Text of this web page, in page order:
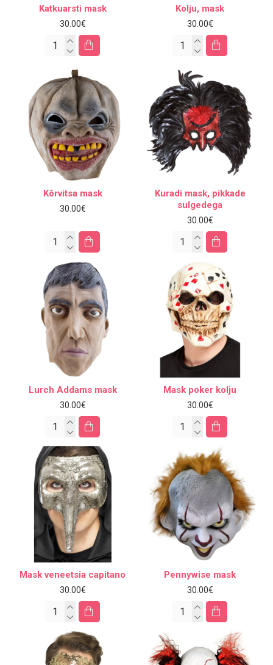
Katkuarsti mask
30.00€
Kolju, mask
30.00€
Kõrvitsa mask
30.00€
Kuradi mask, pikkade
sulgedega
30.00€
Lurch Addams mask
30.00€
Mask poker kolju
30.00€
Mask veneetsia capitano
30.00€
Pennywise mask
30.00€